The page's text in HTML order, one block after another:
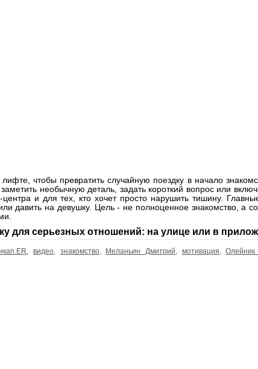
лифте, чтобы превратить случайную поездку в начало
необычную деталь, задать короткий вопрос или
и для тех, кто хочет просто нарушить тишину.
давить на девушку. Цель - не полноценное знакомство, а
для серьезных отношений: на улице или в
,видео, знакомство, Меланьин Дмитрий, мотивация,